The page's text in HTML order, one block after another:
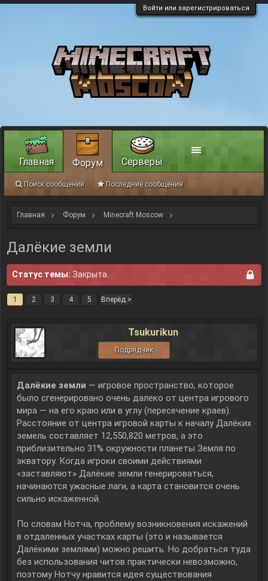
Войти или зарегистрироваться
Главная Форум Minecraft Moscow
Далёкие земли
Статус темы: Закрыта.
1 2 3 4 5 Вперёд >
Tsukurikun
Подрядчик
Далёкие земли — игровое пространство, которое
было сгенерировано очень далеко от центра игрового
мира — на его краю или в углу (пересечение краев).
Расстояние от центра игровой карты к началу Далёких
земель составляет 12,550,820 метров, а это
приблизительно 31% окружности планеты Земля по
экватору. Когда игроки своими действиями
«заставляют» Далёкие земли генерироваться,
начинаются ужасные лаги, а карта становится очень
сильно искаженной.
По словам Нотча, проблему возникновения искажений
в отдаленных участках карты (это и называется
Далёкими землями) можно решить. Но добраться туда
без использования читов практически невозможно,
поэтому Нотчу нравится идея существования
Главная Форум
Поиск сообщений Последние сообщения
Серверы